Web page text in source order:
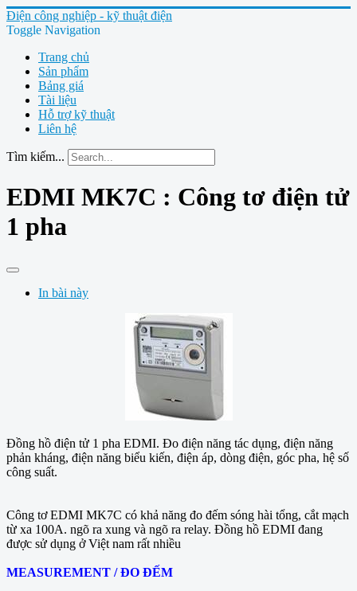
Điện công nghiệp - kỹ thuật điện
Toggle Navigation
Trang chủ
Sản phẩm
Bảng giá
Tài liệu
Hỗ trợ kỹ thuật
Liên hệ
Tìm kiếm...
EDMI MK7C : Công tơ điện tử
1 pha
In bài này
Đồng hồ điện tử 1 pha EDMI. Đo điện năng tác dụng, điện năng
phản kháng, điện năng biểu kiến, điện áp, dòng điện, góc pha, hệ số
công suất.
Công tơ EDMI MK7C có khả năng đo đếm sóng hài tổng, cắt mạch
từ xa 100A. ngõ ra xung và ngõ ra relay. Đồng hồ EDMI đang
được sử dụng ở Việt nam rất nhiều
MEASUREMENT / ĐO ĐẾM